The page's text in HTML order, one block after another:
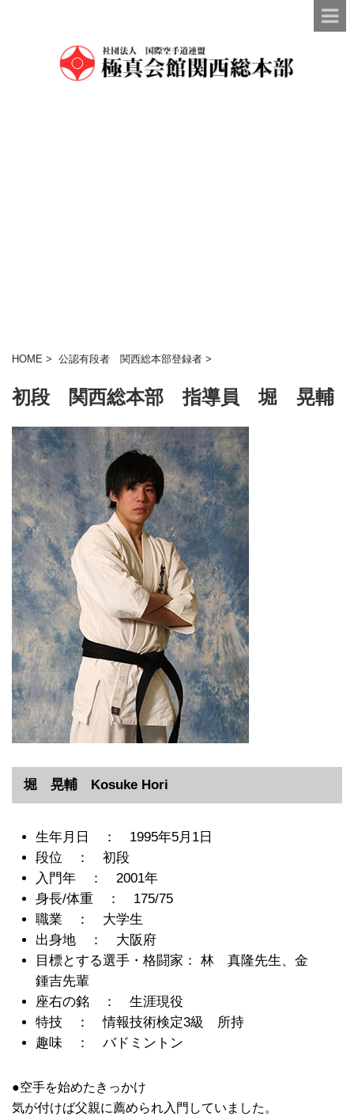
HOME > 公認有段者 関西総本部登録者 >
初段 関西総本部 指導員 堀 晃輔
堀 晃輔 Kosuke Hori
生年月日 ： 1995年5月1日
段位 ： 初段
入門年 ： 2001年
身長/体重 ： 175/75
職業 ： 大学生
出身地 ： 大阪府
目標とする選手・格闘家： 林 真隆先生、金
鍾吉先輩
座右の銘 ： 生涯現役
特技 ： 情報技術検定3級 所持
趣味 ： バドミントン
●空手を始めたきっかけ
気が付けば父親に薦められ入門していました。